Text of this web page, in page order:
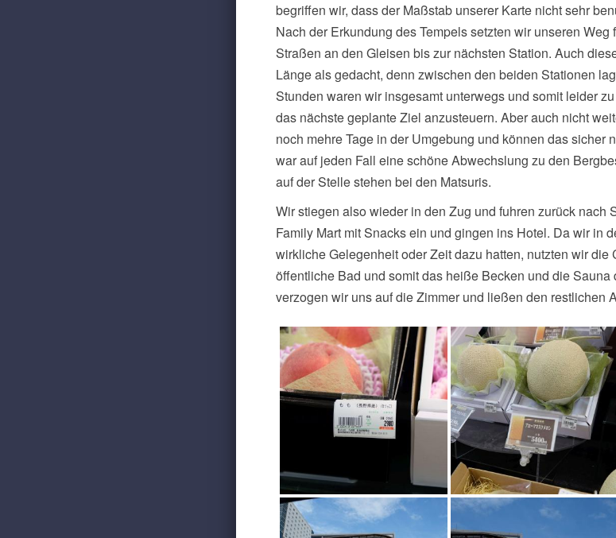
begriffen wir, dass der Maßstab unserer Karte nicht sehr
Nach der Erkundung des Tempels setzten wir unseren Weg
Straßen an den Gleisen bis zur nächsten Station. Auch
Länge als gedacht, denn zwischen den beiden Stationen
Stunden waren wir insgesamt unterwegs und somit leider
das nächste geplante Ziel anzusteuern. Aber auch nicht
noch mehre Tage in der Umgebung und können das sicher
war auf jeden Fall eine schöne Abwechslung zu den
auf der Stelle stehen bei den Matsuris.
Wir stiegen also wieder in den Zug und fuhren zurück nach
Family Mart mit Snacks ein und gingen ins Hotel. Da wir in
wirkliche Gelegenheit oder Zeit dazu hatten, nutzten wir die
öffentliche Bad und somit das heiße Becken und die Sauna
verzogen wir uns auf die Zimmer und ließen den restlichen